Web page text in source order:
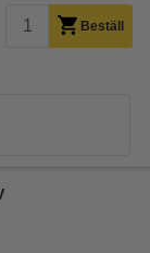
Beställ